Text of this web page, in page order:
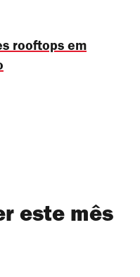
rooftops em
este mês